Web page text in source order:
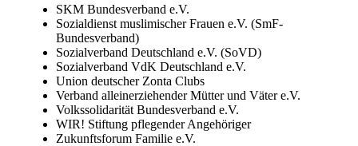
SKM Bundesverband e.V.
Sozialdienst muslimischer Frauen e.V. (SmF-
Bundesverband)
Sozialverband Deutschland e.V. (SoVD)
Sozialverband VdK Deutschland e.V.
Union deutscher Zonta Clubs
Verband alleinerziehender Mütter und Väter e.V.
Volkssolidarität Bundesverband e.V.
WIR! Stiftung pflegender Angehöriger
Zukunftsforum Familie e.V.